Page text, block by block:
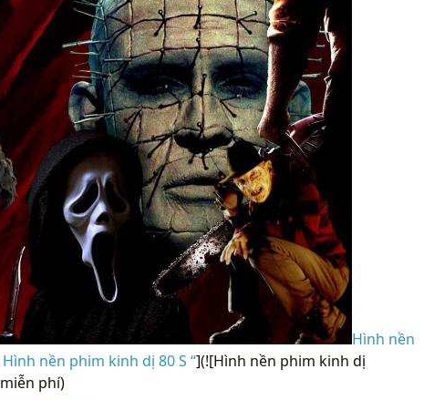
Hình nền
nền phim kinh dị 80 S “](![Hình nền phim kinh dị
phí)